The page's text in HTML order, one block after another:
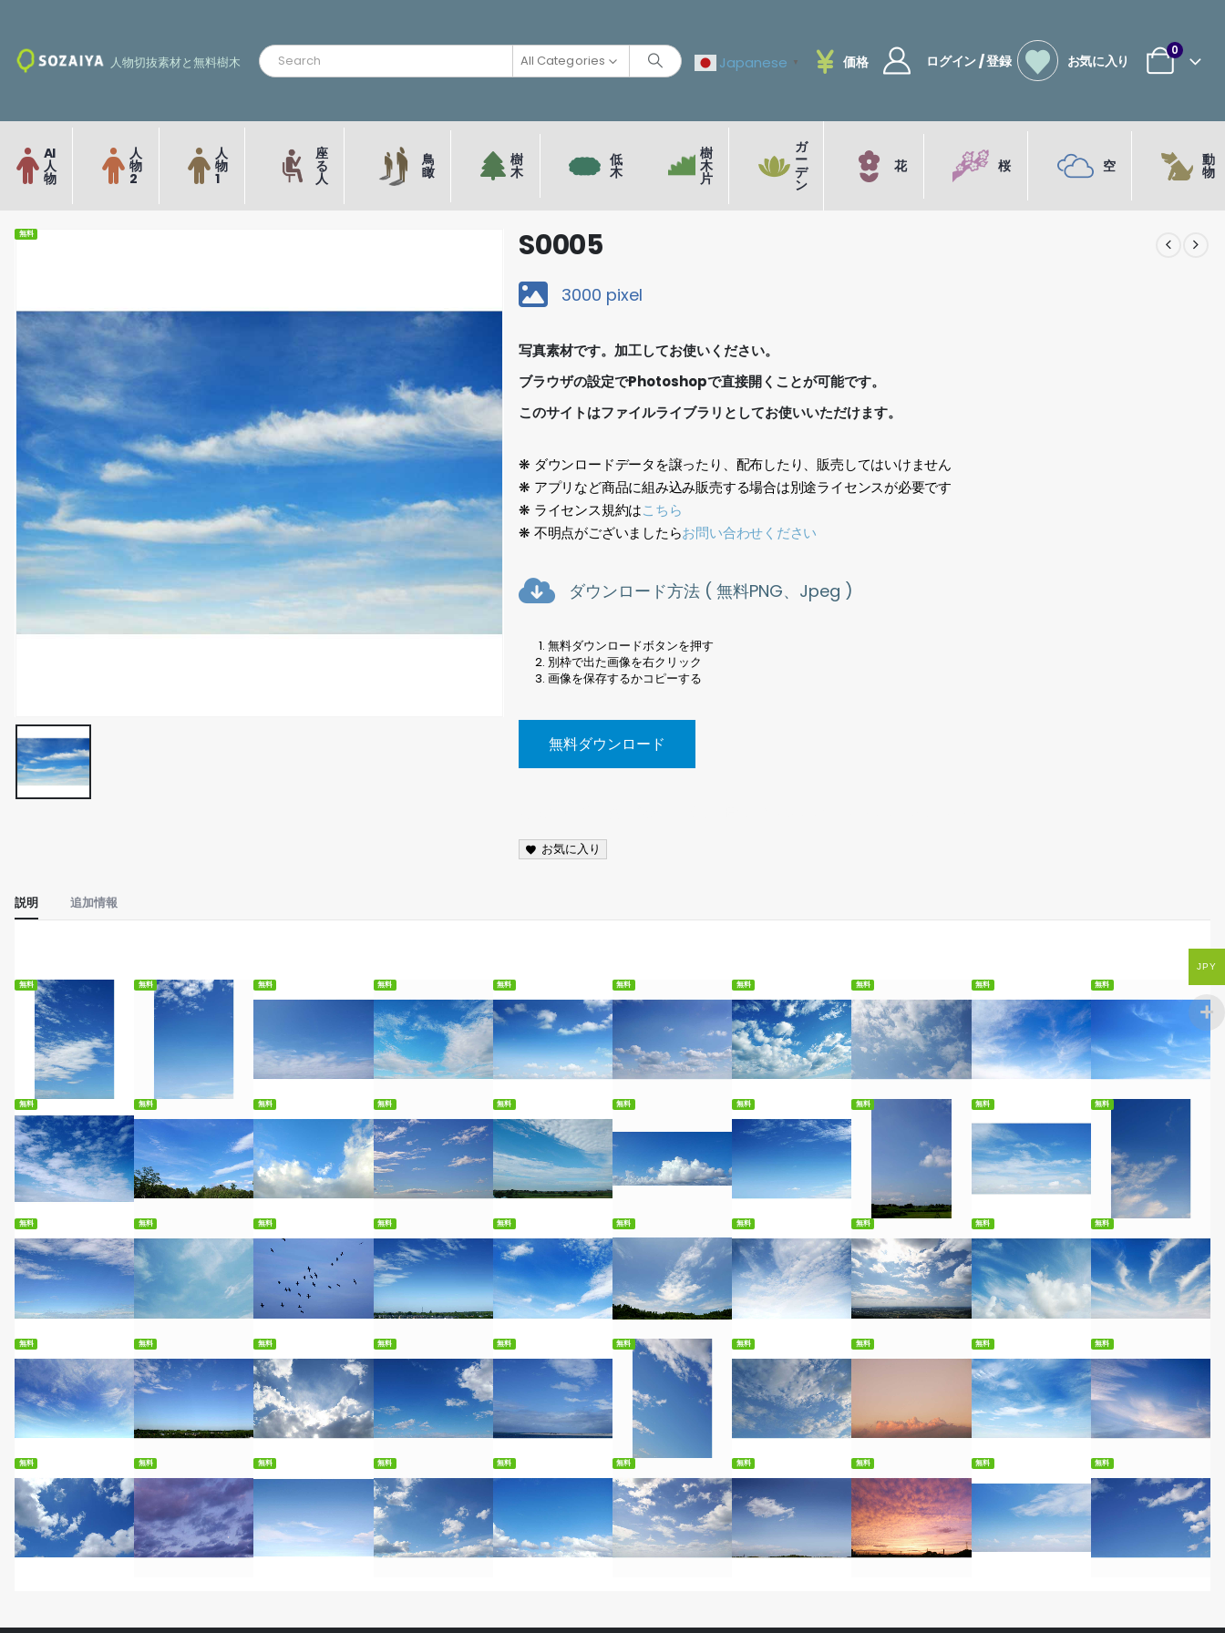
人物切抜素材と無料樹木 All Categories Japanese ▼ 価格 ログイン / 登録 お気に入り
0
AI
人
物
人
物
2
人
物
1
座
る
人
鳥
瞰
樹
木
低
木
樹
木
片
ガ
ー
デ
ン
花 桜 空 動
物
無料 S0005
3000 pixel
写真素材です。加工してお使いください。
ブラウザの設定でPhotoshopで直接開くことが可能です。
このサイトはファイルライブラリとしてお使いいただけます。
❋ ダウンロードデータを譲ったり、配布したり、販売してはいけません
❋ アプリなど商品に組み込み販売する場合は別途ライセンスが必要です
❋ ライセンス規約はこちら
❋ 不明点がございましたらお問い合わせください
ダウンロード方法 ( 無料PNG、Jpeg )
無料ダウンロードボタンを押す
別枠で出た画像を右クリック
画像を保存するかコピーする
無料ダウンロード
お気に入り
説明 追加情報
無料
無料ダウンロード
無料 無料
無料ダウンロード
無料
無料ダウンロード
無料
無料ダウンロード
無料
無料ダウンロード
無料
無料ダウンロード
無料
無料ダウンロード
無料
無料ダウンロード
無料
無料ダウンロード
無料
無料ダウンロード
無料
無料ダウンロード
無料
無料ダウンロード
無料
無料ダウンロード
無料
無料ダウンロード
無料
無料ダウンロード
無料
無料ダウンロード
無料
無料ダウンロード
無料
無料ダウンロード
無料
無料ダウンロード
無料
無料ダウンロード
無料
無料ダウンロード
無料
無料ダウンロード
無料
無料ダウンロード
無料
無料ダウンロード
無料
無料ダウンロード
無料
無料ダウンロード
無料
無料ダウンロード
無料
無料ダウンロード
無料
無料ダウンロード
無料
無料ダウンロード
無料
無料ダウンロード
無料
無料ダウンロード
無料
無料ダウンロード
無料
無料ダウンロード
無料
無料ダウンロード
無料
無料ダウンロード
無料 無料
無料ダウンロード
無料
無料ダウンロード
無料
無料ダウンロード
無料
無料ダウンロード
無料
無料ダウンロード
無料
無料ダウンロード
無料
無料ダウンロード
無料
無料ダウンロード
無料
無料ダウンロード
無料
無料ダウンロード
無料
無料ダウンロード
無料
無料ダウンロード
JPY